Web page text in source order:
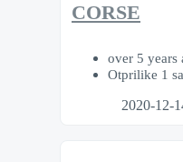
CORSE
over 5 years
Otprilike 1
2020-12-